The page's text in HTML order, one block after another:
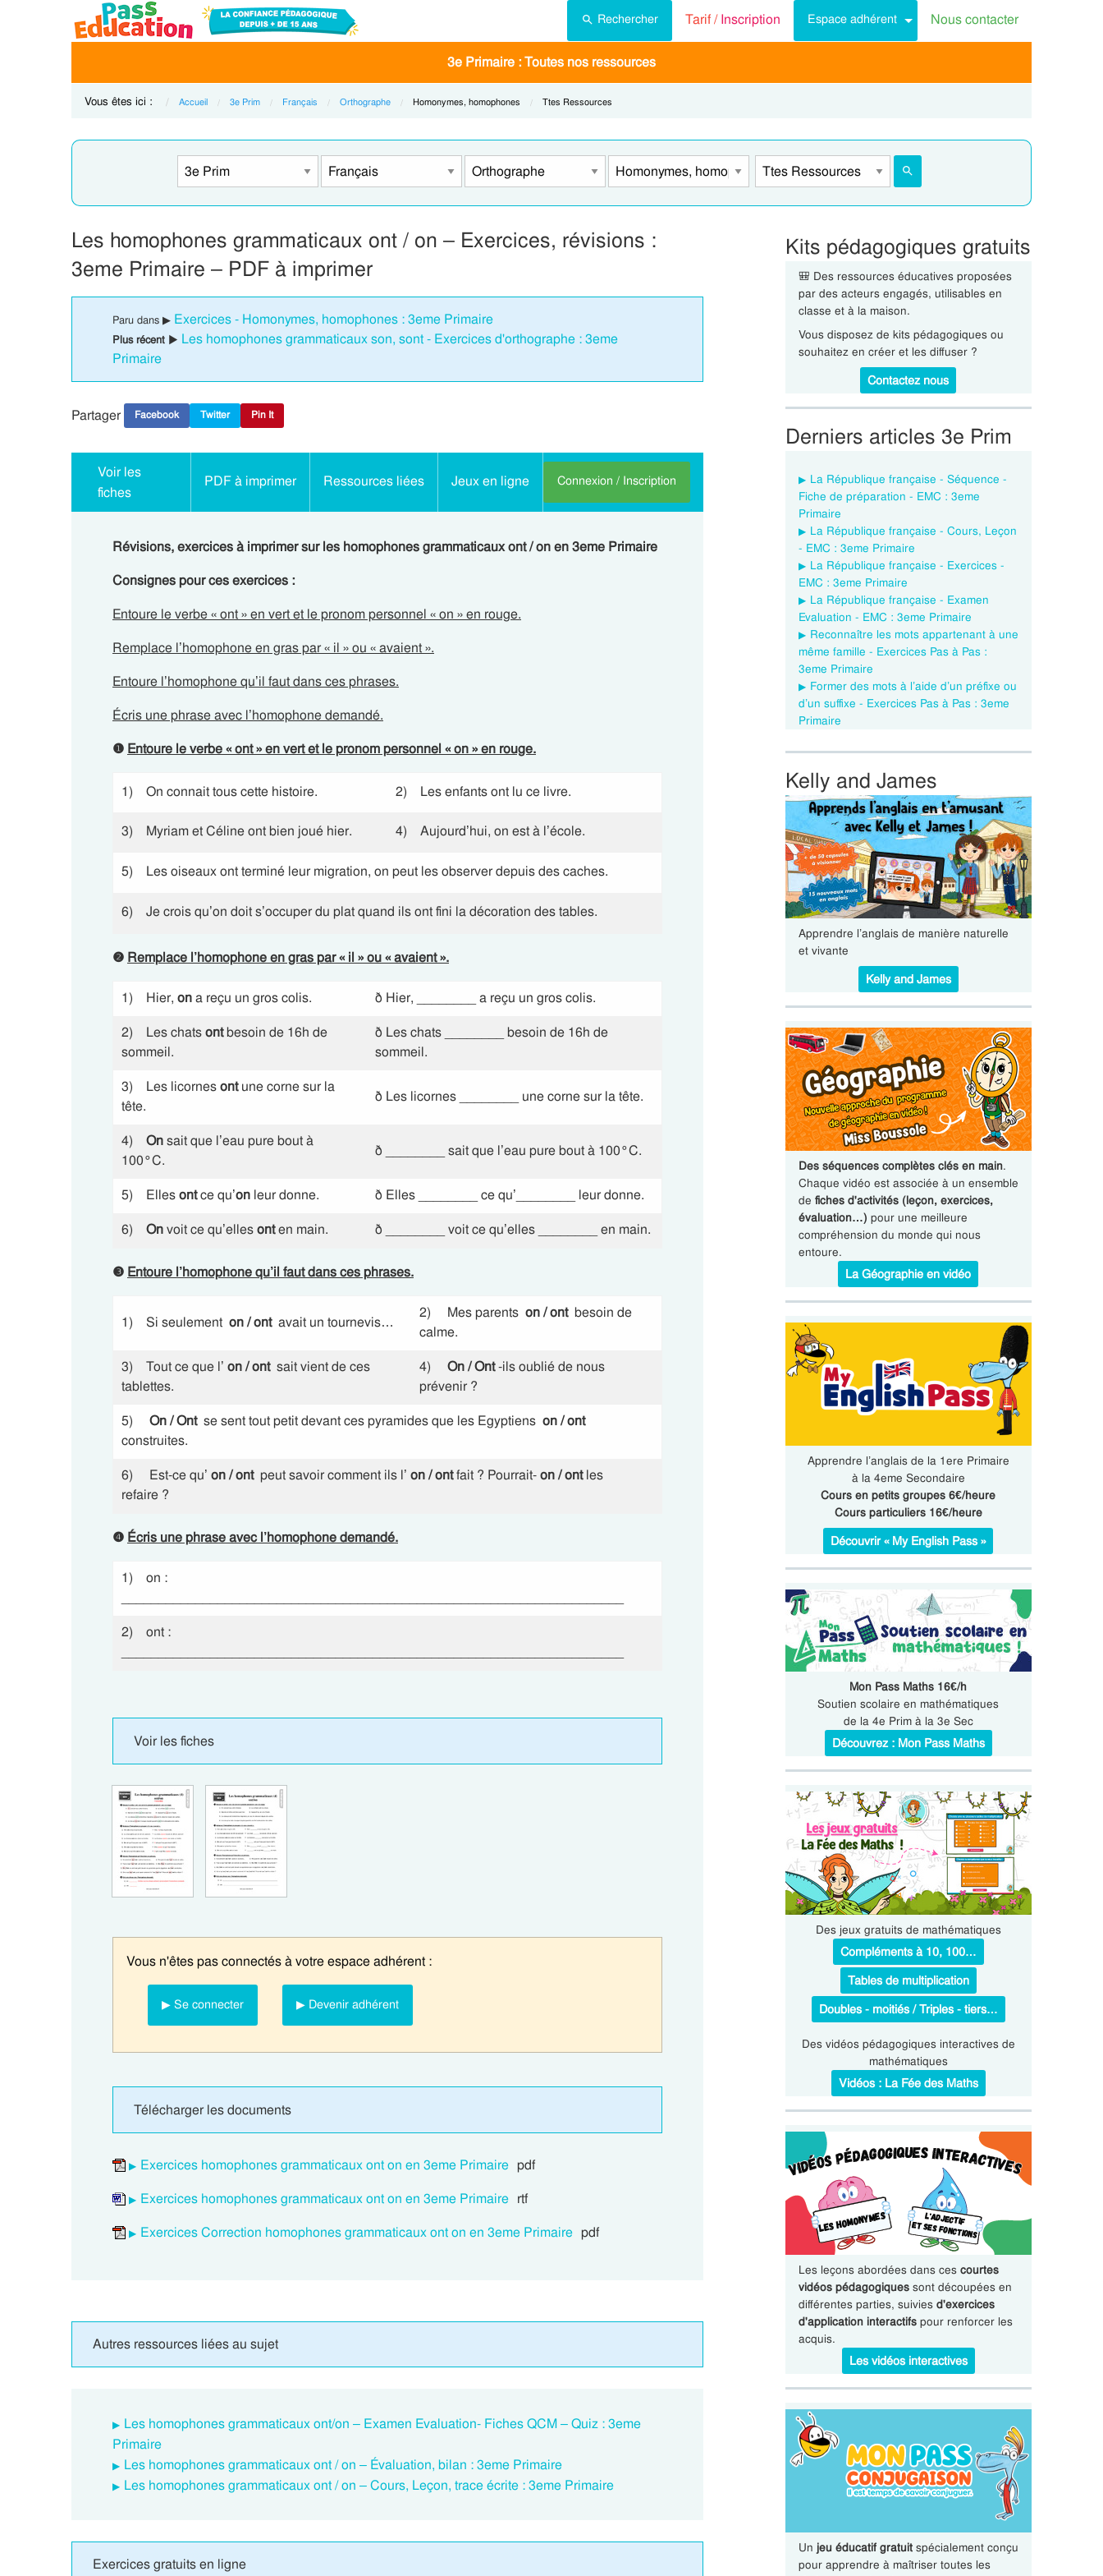
Rechercher Tarif /Inscription Espace adhérent Nous contacter
3e Primaire : Toutes nos ressources
Vous êtes ici : Accueil 3e Prim Français Orthographe Current:
Homonymes, homophones Current:
Ttes Ressources
Les homophones grammaticaux ont / on – Exercices, révisions :
3eme Primaire – PDF à imprimer
Paru dans ▶ Exercices - Homonymes, homophones : 3eme Primaire
Plus récent ▶ Les homophones grammaticaux son, sont - Exercices d'orthographe : 3eme
Primaire
Partager Facebook Twitter Pin It
Voir les
fiches
PDF à imprimer Ressources liées Jeux en ligne Connexion / Inscription
Révisions, exercices à imprimer sur les homophones grammaticaux ont / on en 3eme Primaire
Consignes pour ces exercices :
Entoure le verbe « ont » en vert et le pronom personnel « on » en rouge.
Remplace l’homophone en gras par « il » ou « avaient ».
Entoure l’homophone qu’il faut dans ces phrases.
Écris une phrase avec l’homophone demandé.
❶ Entoure le verbe « ont » en vert et le pronom personnel « on » en rouge.
1) On connait tous cette histoire. 2) Les enfants ont lu ce livre.
3) Myriam et Céline ont bien joué hier. 4) Aujourd’hui, on est à l’école.
5) Les oiseaux ont terminé leur migration, on peut les observer depuis des caches.
6) Je crois qu’on doit s’occuper du plat quand ils ont fini la décoration des tables.
❷ Remplace l’homophone en gras par « il » ou « avaient ».
1) Hier, ona reçu un gros colis.
ð Hier, ________ a reçu un gros colis.
2) Les chatsontbesoin de 16h de
sommeil.
ð Les chats ________ besoin de 16h de
sommeil.
3) Les licornesontune corne sur la
tête.
ð Les licornes ________ une corne sur la tête.
4) Onsait que l’eau pure bout à
100°C.
ð ________ sait que l’eau pure bout à 100°C.
5) Ellesontce qu’on leur donne.
ð Elles ________ ce qu’________ leur donne.
6) Onvoit ce qu’ellesonten main. ð ________ voit ce qu’elles ________ en main.
❸ Entoure l’homophone qu’il faut dans ces phrases.
1) Si seulement on / ontavait un tournevis…
2) Mes parents on / ontbesoin de
calme.
3) Tout ce que l’ on / ontsait vient de ces
tablettes.
4) On / Ont-ils oublié de nous
prévenir ?
5) On / Ontse sent tout petit devant ces pyramides que les Egyptiens on / ont
construites.
6) Est-ce qu’ on / ontpeut savoir comment ils l’ on / ontfait ? Pourrait-on / ontles
refaire ?
❹ Écris une phrase avec l’homophone demandé.
1) on :
2) ont :
Voir les fiches
Vous n'êtes pas connectés à votre espace adhérent :
▶ Se connecter ▶ Devenir adhérent
Télécharger les documents
Exercices homophones grammaticaux ont on en 3eme Primaire pdf
Exercices homophones grammaticaux ont on en 3eme Primaire rtf
Exercices Correction homophones grammaticaux ont on en 3eme Primaire pdf
Autres ressources liées au sujet
Les homophones grammaticaux ont/on – Examen Evaluation- Fiches QCM – Quiz : 3eme
Primaire
Les homophones grammaticaux ont / on – Évaluation, bilan : 3eme Primaire
Les homophones grammaticaux ont / on – Cours, Leçon, trace écrite : 3eme Primaire
Exercices gratuits en ligne
Kits pédagogiques gratuits
🎒 Des ressources éducatives proposées
par des acteurs engagés, utilisables en
classe et à la maison.
Vous disposez de kits pédagogiques ou
souhaitez en créer et les diffuser ?
Contactez nous
Derniers articles 3e Prim
La République française - Séquence -
Fiche de préparation - EMC : 3eme
Primaire
La République française - Cours, Leçon
- EMC : 3eme Primaire
La République française - Exercices -
EMC : 3eme Primaire
La République française - Examen
Evaluation - EMC : 3eme Primaire
Reconnaître les mots appartenant à une
même famille - Exercices Pas à Pas :
3eme Primaire
Former des mots à l’aide d’un préfixe ou
d’un suffixe - Exercices Pas à Pas : 3eme
Primaire
Kelly and James
Apprendre l’anglais de manière naturelle
et vivante
Kelly and James
Des séquences complètes clés en main.
Chaque vidéo est associée à un ensemble
de fiches d'activités (leçon, exercices,
évaluation…) pour une meilleure
compréhension du monde qui nous
entoure.
La Géographie en vidéo
Apprendre l’anglais de la 1ere Primaire
à la 4eme Secondaire
Cours en petits groupes 6€/heure
Cours particuliers 16€/heure
Découvrir « My English Pass »
Mon Pass Maths 16€/h
Soutien scolaire en mathématiques
de la 4e Prim à la 3e Sec
Découvrez : Mon Pass Maths
Des jeux gratuits de mathématiques
Compléments à 10, 100…
Tables de multiplication
Doubles - moitiés / Triples - tiers…
Des vidéos pédagogiques interactives de
mathématiques
Vidéos : La Fée des Maths
Les leçons abordées dans ces courtes
vidéos pédagogiquessont découpées en
différentes parties, suivies d'exercices
d'application interactifspour renforcer les
acquis.
Les vidéos interactives
Un jeu éducatif gratuitspécialement conçu
pour apprendre à maîtriser toutes les